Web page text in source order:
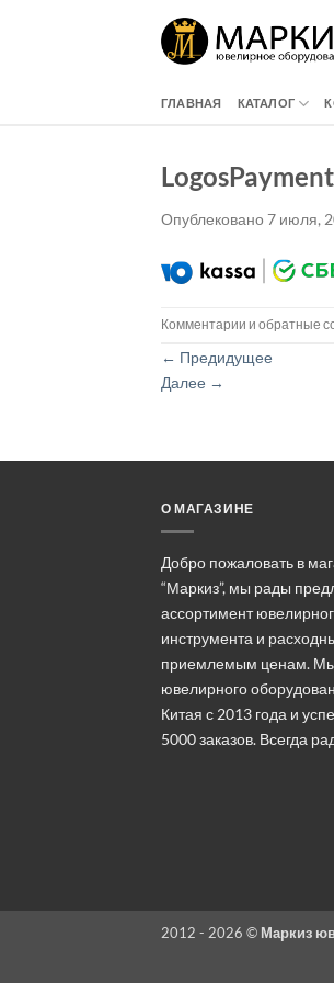
ГЛАВНАЯ КАТАЛОГ
LogosPayment
Опублековано 7 июля,
Комментарии и обратные
← Предидущее
Далее →
О МАГАЗИНЕ
Добро пожаловать в
“Маркиз”, мы рады
ассортимент
инструмента и
приемлемым ценам.
ювелирного
Китая с 2013 года и
5000 заказов. Всегда
2012 - 2026 © Маркиз